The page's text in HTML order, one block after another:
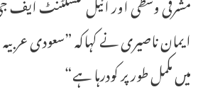
ایمان ناصیری نے کہاکہ ”سعودی
میں مکمل طور پر کودرہا ہے“